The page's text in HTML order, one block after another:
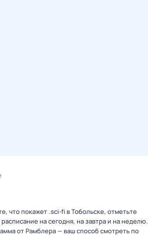
что покажет .sci-fi в Тобольске, отметьте
на сегодня, на завтра и на неделю.
от Рамблера — ваш способ смотреть по